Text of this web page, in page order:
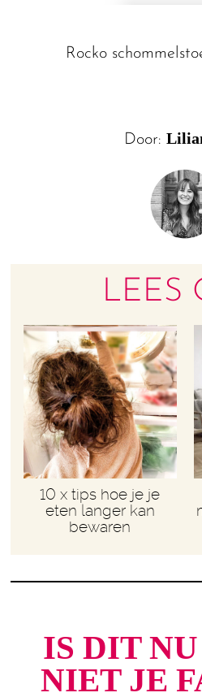
Rocko
Door:
LEES
10 x tips hoe je je
eten langer kan
bewaren
IS DIT
NIET JE